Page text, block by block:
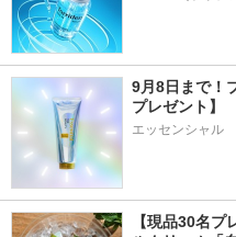
9月8日まで！
プレゼント】
エッセンシャル
【現品30名